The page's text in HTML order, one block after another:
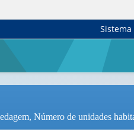
Sistema
Número de unidades